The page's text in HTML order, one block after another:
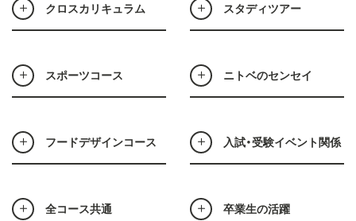
クロスカリキュラム スタディツアー
スポーツコース ニトベのセンセイ
フードデザインコース 入試・受験イベント関係
全コース共通 卒業生の活躍